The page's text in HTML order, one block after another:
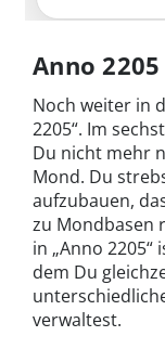
Anno
Noch weiter in
2205“. Im
Du nicht mehr
Mond. Du
aufzubauen,
zu Mondbasen
in „Anno 2205“
dem Du
verwaltest.